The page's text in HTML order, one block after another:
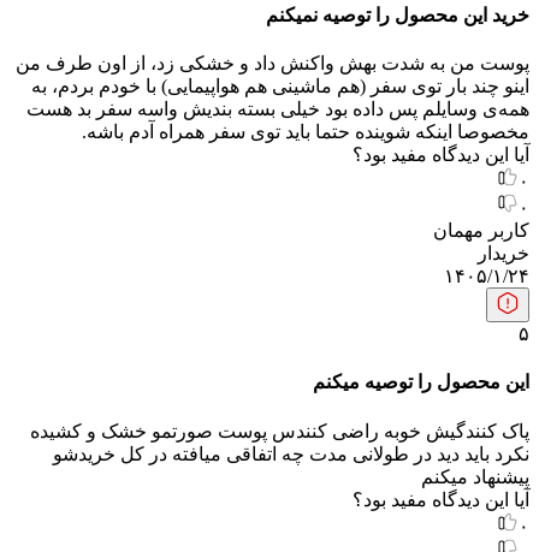
خرید این محصول را توصیه نمیکنم
پوست من به شدت بهش واکنش داد و خشکی زد، از اون طرف من
اینو چند بار توی سفر (هم ماشینی هم هواپیمایی) با خودم بردم، به
همه‌ی وسایلم پس داده بود خیلی بسته‌ بندیش واسه سفر بد هست
مخصوصا اینکه شوینده حتما باید توی سفر همراه آدم باشه.
آیا این دیدگاه مفید بود؟
۰
۰
کاربر مهمان
خریدار
۱۴۰۵/۱/۲۴
۵
این محصول را توصیه میکنم
پاک کنندگیش خوبه راضی کنندس پوست صورتمو خشک و کشیده
نکرد باید دید در طولانی مدت چه اتفاقی میافته در کل خریدشو
پیشنهاد میکنم
آیا این دیدگاه مفید بود؟
۰